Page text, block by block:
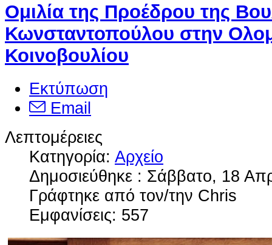
Ομιλία της Προέδρου της
Κωνσταντοπούλου στην
Κοινοβουλίου
Εκτύπωση
Email
Λεπτομέρειες
Κατηγορία: Αρχείο
Δημοσιεύθηκε : Σάββατο, 18
Γράφτηκε από τον/την Chris
Εμφανίσεις: 557